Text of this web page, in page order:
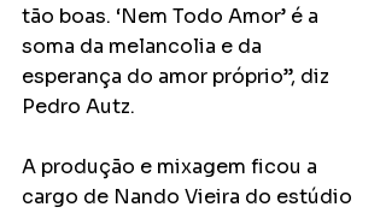
tão boas. ‘Nem Todo Amor’ é a
soma da melancolia e da
esperança do amor próprio”, diz
Pedro Autz.
A produção e mixagem ficou a
cargo de Nando Vieira do estúdio